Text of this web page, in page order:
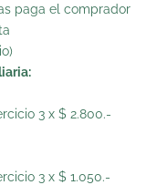
paga el comprador
3 x $ 2.800.-
3 x $ 1.050.-